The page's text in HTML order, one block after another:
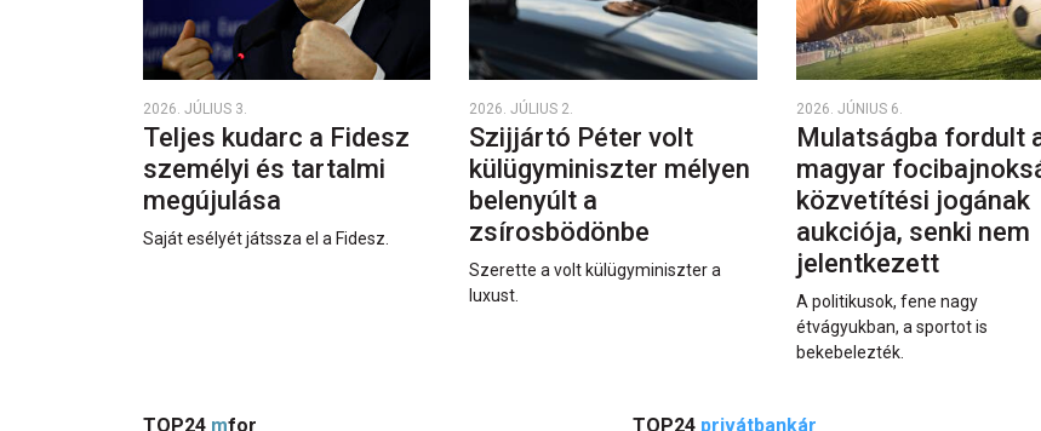
2026. JÚLIUS 3.
Teljes kudarc a Fidesz
személyi és tartalmi
megújulása
Saját esélyét játssza el a Fidesz.
2026. JÚLIUS 2.
Szijjártó Péter volt
külügyminiszter mélyen
belenyúlt a
zsírosbödönbe
Szerette a volt külügyminiszter a
luxust.
2026. JÚNIUS 6.
Mulatságba fordult
magyar
közvetítési jogának
aukciója, senki nem
jelentkezett
A politikusok, fene nagy
étvágyukban, a sportot is
bekebelezték.
TOP24 mfor TOP24 privátbankár